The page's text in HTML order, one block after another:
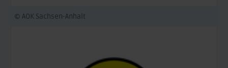
© AOK Sachsen-Anhalt